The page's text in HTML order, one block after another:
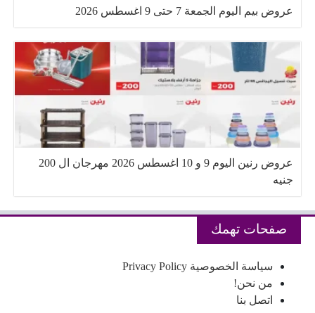
عروض بيم اليوم الجمعة 7 حتى 9 اغسطس 2026
عروض رنين اليوم 9 و 10 اغسطس 2026 مهرجان ال 200
جنيه
صفحات تهمك
سياسة الخصوصية Privacy Policy
من نحن!
اتصل بنا